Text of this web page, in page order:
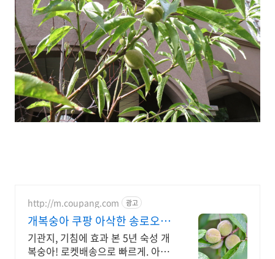
http://m.coupang.com 광고
개복숭아 쿠팡 아삭한 송로오일
절임
기관지, 기침에 효과 본 5년 숙성 개
복숭아! 로켓배송으로 빠르게. 아삭